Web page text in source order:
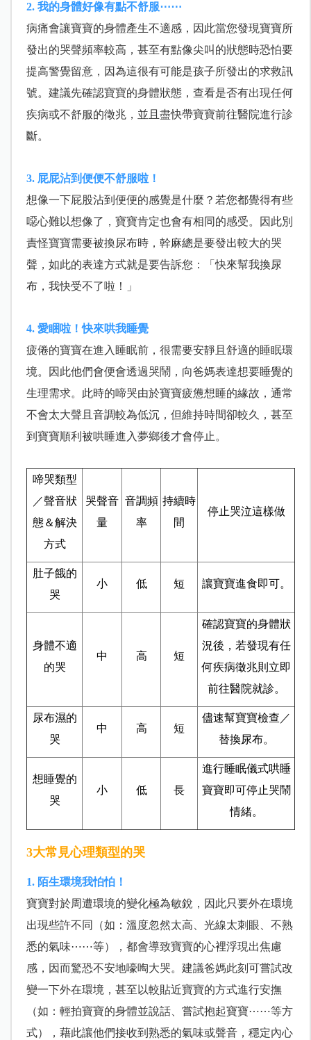
2. 我的身體好像有點不舒服⋯⋯
病痛會讓寶寶的身體產生不適感，因此當您發現寶寶所
發出的哭聲頻率較高，甚至有點像尖叫的狀態時恐怕要
提高警覺留意，因為這很有可能是孩子所發出的求救訊
號。建議先確認寶寶的身體狀態，查看是否有出現任何
疾病或不舒服的徵兆，並且盡快帶寶寶前往醫院進行診
斷。
3. 屁屁沾到便便不舒服啦！
想像一下屁股沾到便便的感覺是什麼？若您都覺得有些
噁心難以想像了，寶寶肯定也會有相同的感受。因此別
責怪寶寶需要被換尿布時，幹麻總是要發出較大的哭
聲，如此的表達方式就是要告訴您：「快來幫我換尿
布，我快受不了啦！」
4. 愛睏啦！快來哄我睡覺
疲倦的寶寶在進入睡眠前，很需要安靜且舒適的睡眠環
境。因此他們會便會透過哭鬧，向爸媽表達想要睡覺的
生理需求。此時的啼哭由於寶寶疲憊想睡的緣故，通常
不會太大聲且音調較為低沉，但維持時間卻較久，甚至
到寶寶順利被哄睡進入夢鄉後才會停止。
啼哭類型
／聲音狀
態＆解決
方式
哭聲音
量
音調頻
率
持續時
間
停止哭泣這樣做
肚子餓的
哭
小 低 短 讓寶寶進食即可。
身體不適
的哭
中 高 短
確認寶寶的身體狀
況後，若發現有任
何疾病徵兆則立即
前往醫院就診。
尿布濕的
哭
中 高 短
儘速幫寶寶檢查／
替換尿布。
想睡覺的
哭
小 低 長
進行睡眠儀式哄睡
寶寶即可停止哭鬧
情緒。
3大常見心理類型的哭
1. 陌生環境我怕怕！
寶寶對於周遭環境的變化極為敏銳，因此只要外在環境
出現些許不同（如：溫度忽然太高、光線太刺眼、不熟
悉的氣味⋯⋯等），都會導致寶寶的心裡浮現出焦慮
感，因而驚恐不安地嚎啕大哭。建議爸媽此刻可嘗試改
變一下外在環境，甚至以較貼近寶寶的方式進行安撫
（如：輕拍寶寶的身體並說話、嘗試抱起寶寶⋯⋯等方
式），藉此讓他們接收到熟悉的氣味或聲音，穩定內心